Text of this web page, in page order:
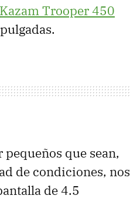
Kazam Trooper 450
pequeños que sean,
de condiciones, nos
de 4.5